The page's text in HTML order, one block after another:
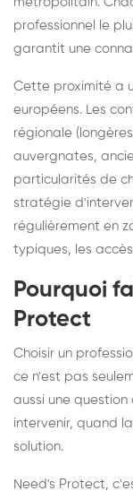
professionnel le
garantit une
Cette proximité a
européens. Les
régionale
auvergnates,
particularités de
stratégie
régulièrement en
typiques, les
Pourquoi
Protect
Choisir un
ce n'est pas
aussi une question
intervenir, quand
solution.
Need's Protect,